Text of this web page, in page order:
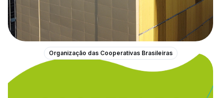
Organização das Cooperativas Brasileiras